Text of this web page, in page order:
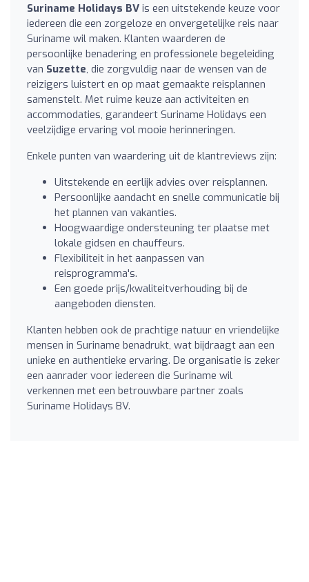
Suriname Holidays BV is een uitstekende keuze voor
iedereen die een zorgeloze en onvergetelijke reis naar
Suriname wil maken. Klanten waarderen de
persoonlijke benadering en professionele begeleiding
van Suzette, die zorgvuldig naar de wensen van de
reizigers luistert en op maat gemaakte reisplannen
samenstelt. Met ruime keuze aan activiteiten en
accommodaties, garandeert Suriname Holidays een
veelzijdige ervaring vol mooie herinneringen.
Enkele punten van waardering uit de klantreviews zijn:
Uitstekende en eerlijk advies over reisplannen.
Persoonlijke aandacht en snelle communicatie bij
het plannen van vakanties.
Hoogwaardige ondersteuning ter plaatse met
lokale gidsen en chauffeurs.
Flexibiliteit in het aanpassen van
reisprogramma's.
Een goede prijs/kwaliteitverhouding bij de
aangeboden diensten.
Klanten hebben ook de prachtige natuur en vriendelijke
mensen in Suriname benadrukt, wat bijdraagt aan een
unieke en authentieke ervaring. De organisatie is zeker
een aanrader voor iedereen die Suriname wil
verkennen met een betrouwbare partner zoals
Suriname Holidays BV.